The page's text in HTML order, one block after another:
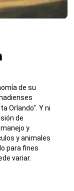
de su
Orlando". Y ni
de
y
y animales
para fines
variar.